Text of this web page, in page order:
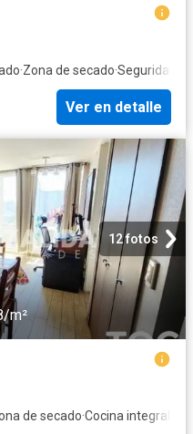
·Zona de secado·Seguridad
Ver en detalle
12 fotos
m²
de secado·Cocina integral